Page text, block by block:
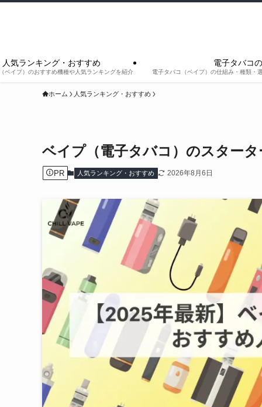
人気ランキング・おすすめ
ベイプ）のおすすめ機種や人気ランキングを紹介
電子タバコ
電子タバコ（ベイプ）の仕組み・種類・
ホーム 人気ランキング・おすすめ
ベイプ（電子タバコ）のスター
PR 人気ランキング・おすすめ 2026年8月6日